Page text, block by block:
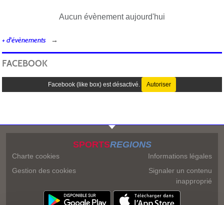
Aucun évènement aujourd'hui
+ d'évènements
FACEBOOK
Facebook (like box) est désactivé. Autoriser
SPORTSREGIONS
Charte cookies
Gestion des cookies
Informations légales
Signaler un contenu
inapproprié